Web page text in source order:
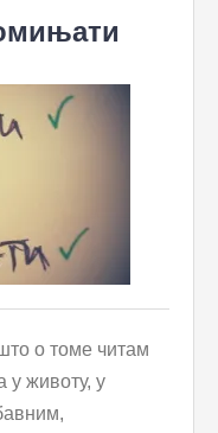
о томе читам
животу, у